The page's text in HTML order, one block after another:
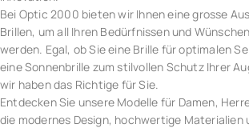
Bei Optic 2000 bieten wir Ihnen eine grosse
Brillen, um all Ihren Bedürfnissen und
werden. Egal, ob Sie eine Brille für optimalen
eine Sonnenbrille zum stilvollen Schutz Ihrer
wir haben das Richtige für Sie.
Entdecken Sie unsere Modelle für Damen,
die modernes Design, hochwertige Materialien